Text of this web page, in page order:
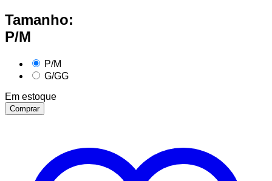
Tamanho:
P/M
P/M
G/GG
Em estoque
Comprar